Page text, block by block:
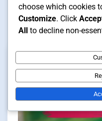
Related Posts
choose which cookies
Customize. Click
All to decline non-